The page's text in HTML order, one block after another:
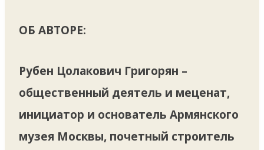
ОБ АВТОРЕ:
Рубен Цолакович Григорян –
общественный деятель и меценат,
инициатор и основатель Армянского
музея Москвы, почетный строитель